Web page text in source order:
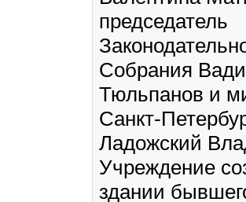
председатель
Собрания
Тюльпанов и
Санкт-
Ладожский
Учреждение
здании